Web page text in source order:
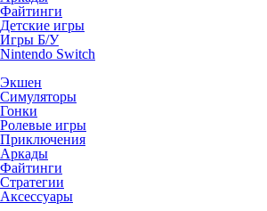
Файтинги
Детские игры
Игры Б/У
Nintendo Switch
Экшен
Симуляторы
Гонки
Ролевые игры
Приключения
Аркады
Файтинги
Стратегии
Аксессуары